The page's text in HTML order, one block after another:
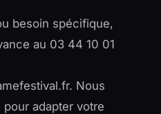
besoin spécifique,
au 03 44 10 01
Nous
adapter votre